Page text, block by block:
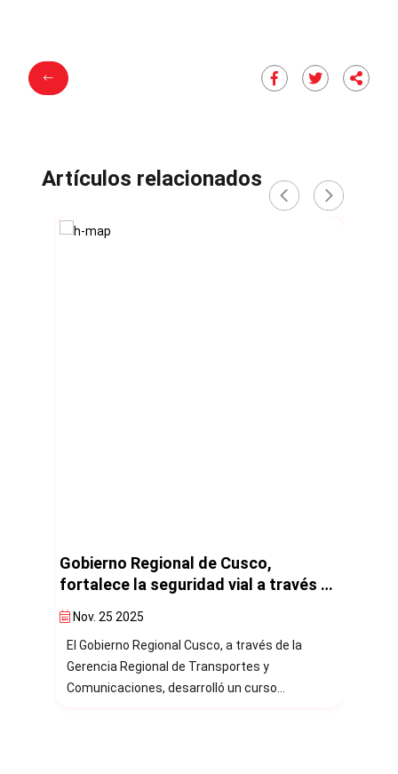
Artículos relacionados
Cusco impulsa una educación vial
inclusiva desde la infancia
Sept. 23 2025
El Gobierno Regional Cusco, a través de la
Gerencia Regional de Transportes y
Comunicaciones, viene fortaleciendo la
‹ ›